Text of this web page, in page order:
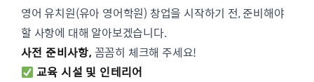
영어 유치원(유아 영어학원) 창업을 시작하기 전, 준비해야
할 사항에 대해 알아보겠습니다.
사전 준비사항,꼼꼼히 체크해 주세요!
교육 시설 및 인테리어